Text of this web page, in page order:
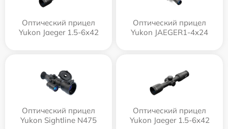
Оптический прицел
Yukon Jaeger 1.5-6x42
Оптический прицел
Yukon JAEGER1-4x24
Оптический прицел
Yukon Sightline N475
Оптический прицел
Yukon Jaeger 1.5-6x42